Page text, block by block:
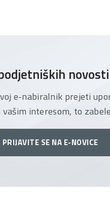
e-nabiralnik prejeti
interesom, to
PRIJAVITE SE NA E-NOVICE